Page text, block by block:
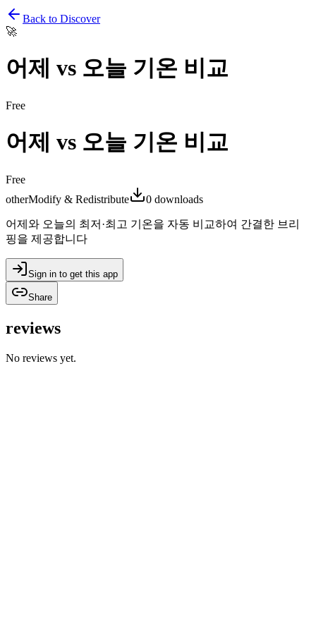
Back to Discover
🚀
어제 vs 오늘 기온 비교
Free
어제 vs 오늘 기온 비교
Free
otherModify & Redistribute 0 downloads
어제와 오늘의 최저·최고 기온을 자동 비교하여 간결한 브리
핑을 제공합니다
Sign in to get this app
Share
reviews
No reviews yet.